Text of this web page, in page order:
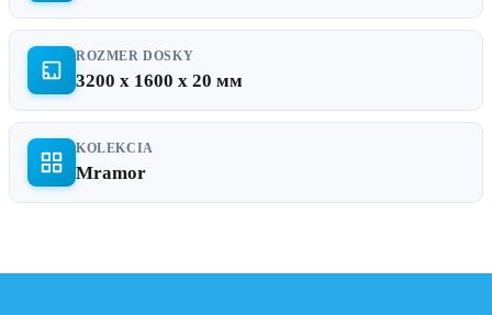
ROZMER DOSKY
3200 x 1600 x 20 мм
KOLEKCIA
Mramor